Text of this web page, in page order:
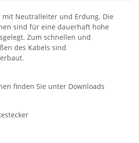
mit Neutralleiter und Erdung. Die
sind für eine dauerhaft hohe
Zum schnellen und
des Kabels sind
finden Sie unter Downloads